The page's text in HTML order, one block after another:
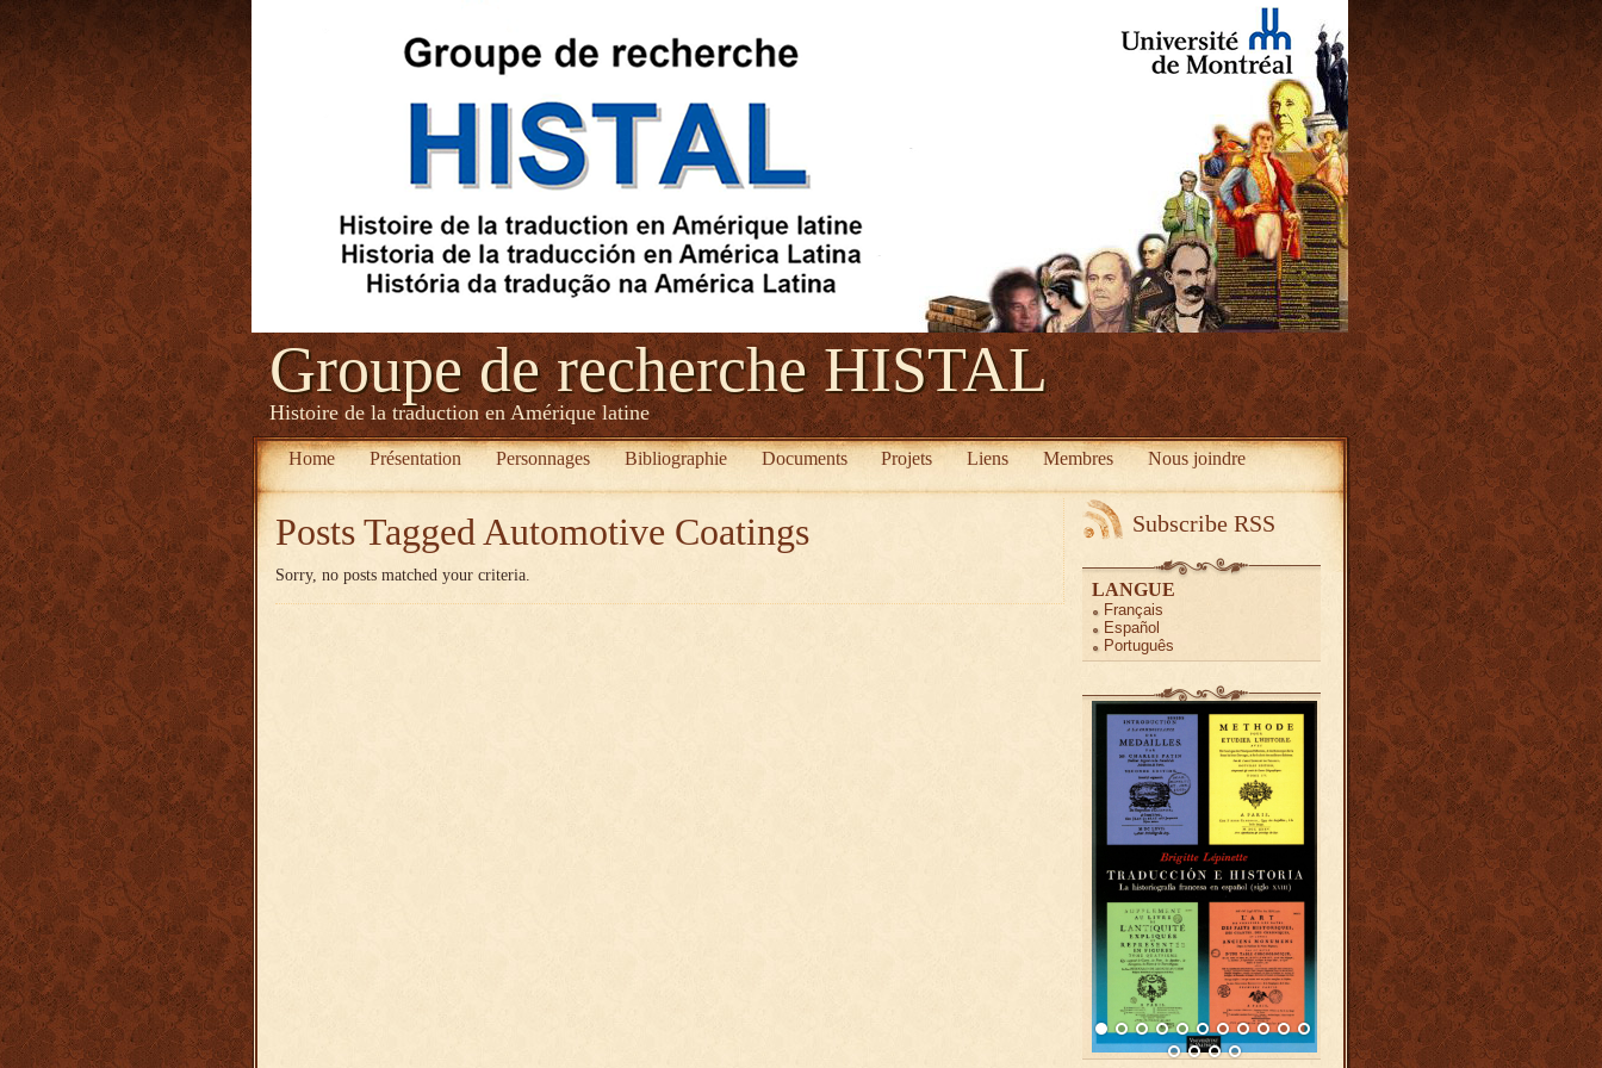
Groupe de recherche HISTAL
Histoire de la traduction en Amérique latine
Home Présentation Personnages Bibliographie Documents Projets Liens Membres Nous joindre
Posts Tagged Automotive Coatings
Sorry, no posts matched your criteria.
Subscribe RSS
LANGUE
Français
Español
Português